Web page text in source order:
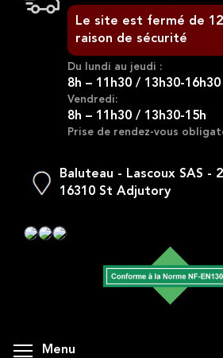
Le site est fermé de
raison de sécurité
Du lundi au jeudi :
8h – 11h30 / 13h30-16h30
Vendredi:
8h – 11h30 / 13h30-15h
Prise de rendez-vous
Baluteau - Lascoux SAS -
16310 St Adjutory
Menu